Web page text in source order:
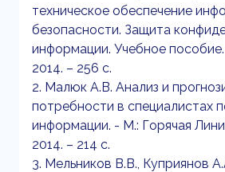
техническое обеспечение
безопасности. Защита
информации. Учебное
2014. – 256 с.
2. Малюк А.В. Анализ и
потребности в специалистах
информации. - М.: Горячая
2014. – 214 с.
3. Мельников В.В., Куприянов